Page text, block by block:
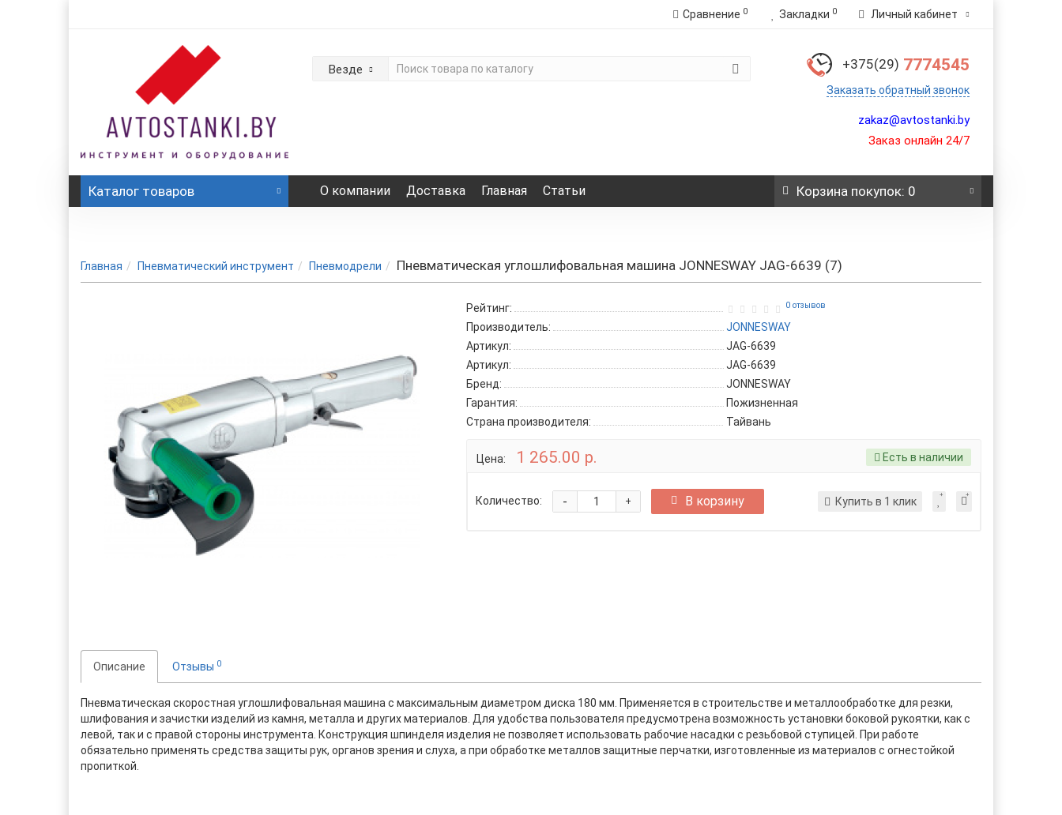
Сравнение 0 Закладки 0 Личный кабинет
Везде +375(29) 7774545
Заказать обратный звонок
zakaz@avtostanki.by
Заказ онлайн 24/7
Каталог товаров О компании Доставка Главная Статьи Корзинапокупок: 0
Главная Пневматический инструмент Пневмодрели Пневматическая углошлифовальная машина JONNESWAY JAG-6639 (7)
Рейтинг: 0 отзывов
Производитель:
JONNESWAY
Артикул:
JAG-6639
Артикул:
JAG-6639
Бренд:
JONNESWAY
Гарантия:
Пожизненная
Страна производителя:
Тайвань
Цена: 1 265.00 р. Есть в наличии
Количество: +
- В корзину Купить в 1 клик
Описание Отзывы 0
Пневматическая скоростная углошлифовальная машина с максимальным диаметром диска 180 мм. Применяется в строительстве и металлообработке для резки,
шлифования и зачистки изделий из камня, металла и других материалов. Для удобства пользователя предусмотрена возможность установки боковой рукоятки, как с
левой, так и с правой стороны инструмента. Конструкция шпинделя изделия не позволяет использовать рабочие насадки с резьбовой ступицей. При работе
обязательно применять средства защиты рук, органов зрения и слуха, а при обработке металлов защитные перчатки, изготовленные из материалов с огнестойкой
пропиткой.